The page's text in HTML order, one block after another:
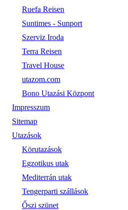
Ruefa Reisen
Suntimes - Sunport
Szerviz Iroda
Terra Reisen
Travel House
utazom.com
Bono Utazási Központ
Impresszum
Sitemap
Utazások
Körutazások
Egzotikus utak
Mediterrán utak
Tengerparti szállások
Őszi szünet